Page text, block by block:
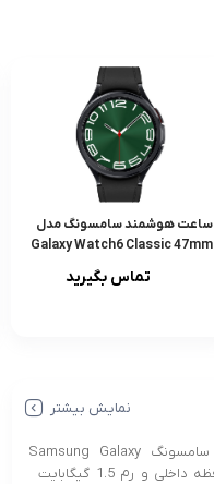
ساعت هوشمند سامسونگ مدل
Galaxy Watch6 Classic 47mm
تماس بگیرید
نمایش بیشتر
نقد و بررسی تخصصی ساعت هوشمند سامسونگ Samsung Galaxy
Watch5 40mm SM-R900 با 16 گیگ حافظه داخلی و رم 1.5 گیگابایت